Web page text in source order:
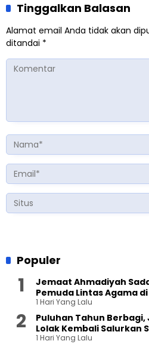
Tinggalkan Balasan
Alamat email Anda tidak akan
ditandai *
Populer
Jemaat Ahmadiyah
Pemuda Lintas Agama
1 Hari Yang Lalu
Puluhan Tahun
Lolak Kembali Salurkan
1 Hari Yang Lalu